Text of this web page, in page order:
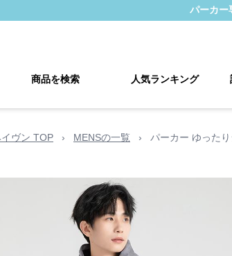
パーカー
商品を検索 人気ランキング
ヴン TOP › MENSの一覧 › パーカー ゆった